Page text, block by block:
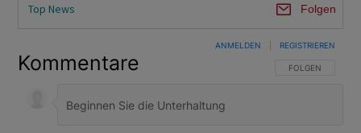
Top News Folgen
Kommentare FOLGE DIESER
FOLGEN
ANMELDEN REGISTRIEREN